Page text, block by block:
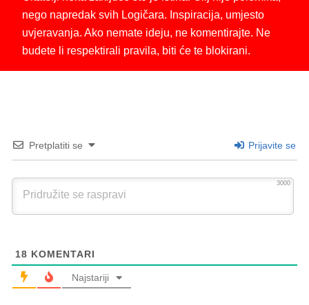
nego napredak svih Logičara. Inspiracija, umjesto
uvjeravanja. Ako nemate ideju, ne komentirajte. Ne
budete li respektirali pravila, biti će te blokirani.
Pretplatiti se Prijavite se
3000
18 KOMENTARI
Najstariji